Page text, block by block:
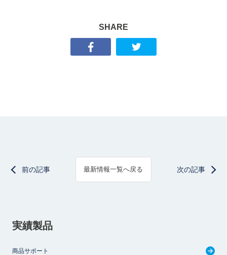
SHARE
前の記事 最新情報一覧へ戻る 次の記事
実績製品
商品サポート